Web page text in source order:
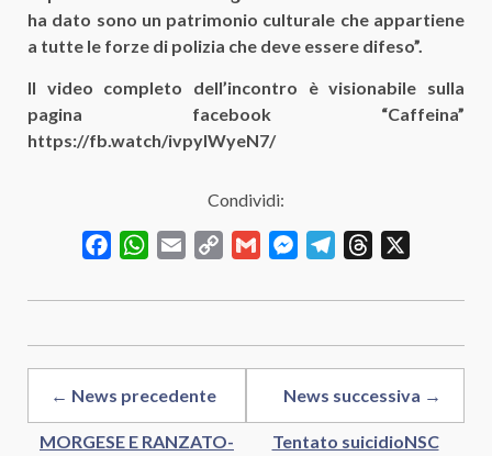
ha dato sono un patrimonio culturale che appartiene
a tutte le forze di polizia che deve essere difeso”.
Il video completo dell’incontro è visionabile sulla
pagina facebook “Caffeina”
https://fb.watch/ivpylWyeN7/
Condividi:
FacebookWhatsApp
Email
Copy
Gmail MessengerTelegramThreads
← News precedente
MORGESE E RANZATO-
News successiva →
Tentato suicidioNSC